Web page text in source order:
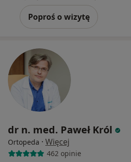
Poproś o wizytę
dr n. med. Paweł Król
Ortopeda · Więcej
462 opinie